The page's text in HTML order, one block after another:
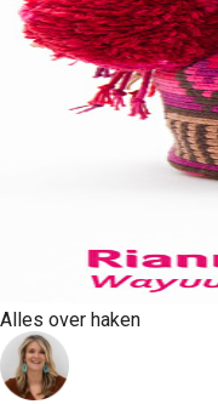
Alles over haken